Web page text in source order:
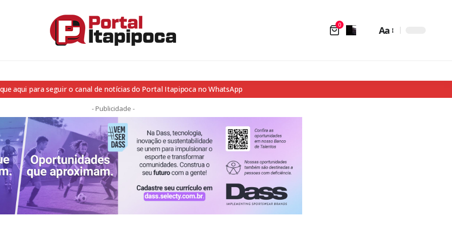
0 Aa
aqui para seguir o canal de notícias do Portal Itapipoca no WhatsApp
- Publicidade -